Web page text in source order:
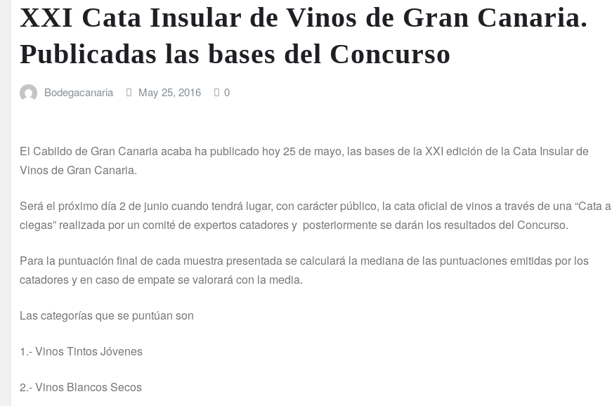
XXI Cata Insular de Vinos de Gran Canaria.
Publicadas las bases del Concurso
Bodegacanaria May 25, 2016 0
El Cabildo de Gran Canaria acaba ha publicado hoy 25 de mayo, las bases de la XXI edición de la Cata Insular de
Vinos de Gran Canaria.
Será el próximo día 2 de junio cuando tendrá lugar, con carácter público, la cata oficial de vinos a través de una “Cata a
ciegas” realizada por un comité de expertos catadores y posteriormente se darán los resultados del Concurso.
Para la puntuación final de cada muestra presentada se calculará la mediana de las puntuaciones emitidas por los
catadores y en caso de empate se valorará con la media.
Las categorías que se puntúan son
1.- Vinos Tintos Jóvenes
2.- Vinos Blancos Secos